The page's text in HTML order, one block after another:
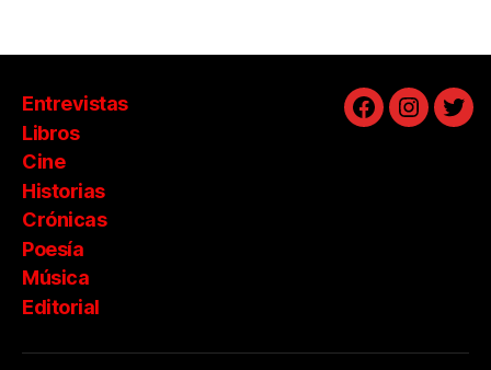
Entrevistas
Libros
Cine
Historias
Crónicas
Poesía
Música
Editorial
Facebook